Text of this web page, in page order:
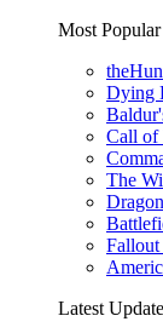
Most Popular
Dying
Call of
The
Fallout
Latest